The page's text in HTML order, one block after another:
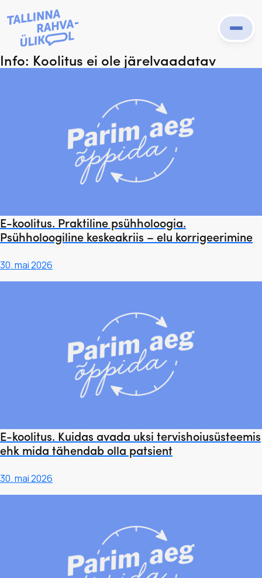
Info: Koolitus ei ole järelvaadatav
E-koolitus. Praktiline psühholoogia.
Psühholoogiline keskeakriis – elu korrigeerimine
30. mai 2026
E-koolitus. Kuidas avada uksi tervishoiusüsteemis
ehk mida tähendab olla patsient
30. mai 2026